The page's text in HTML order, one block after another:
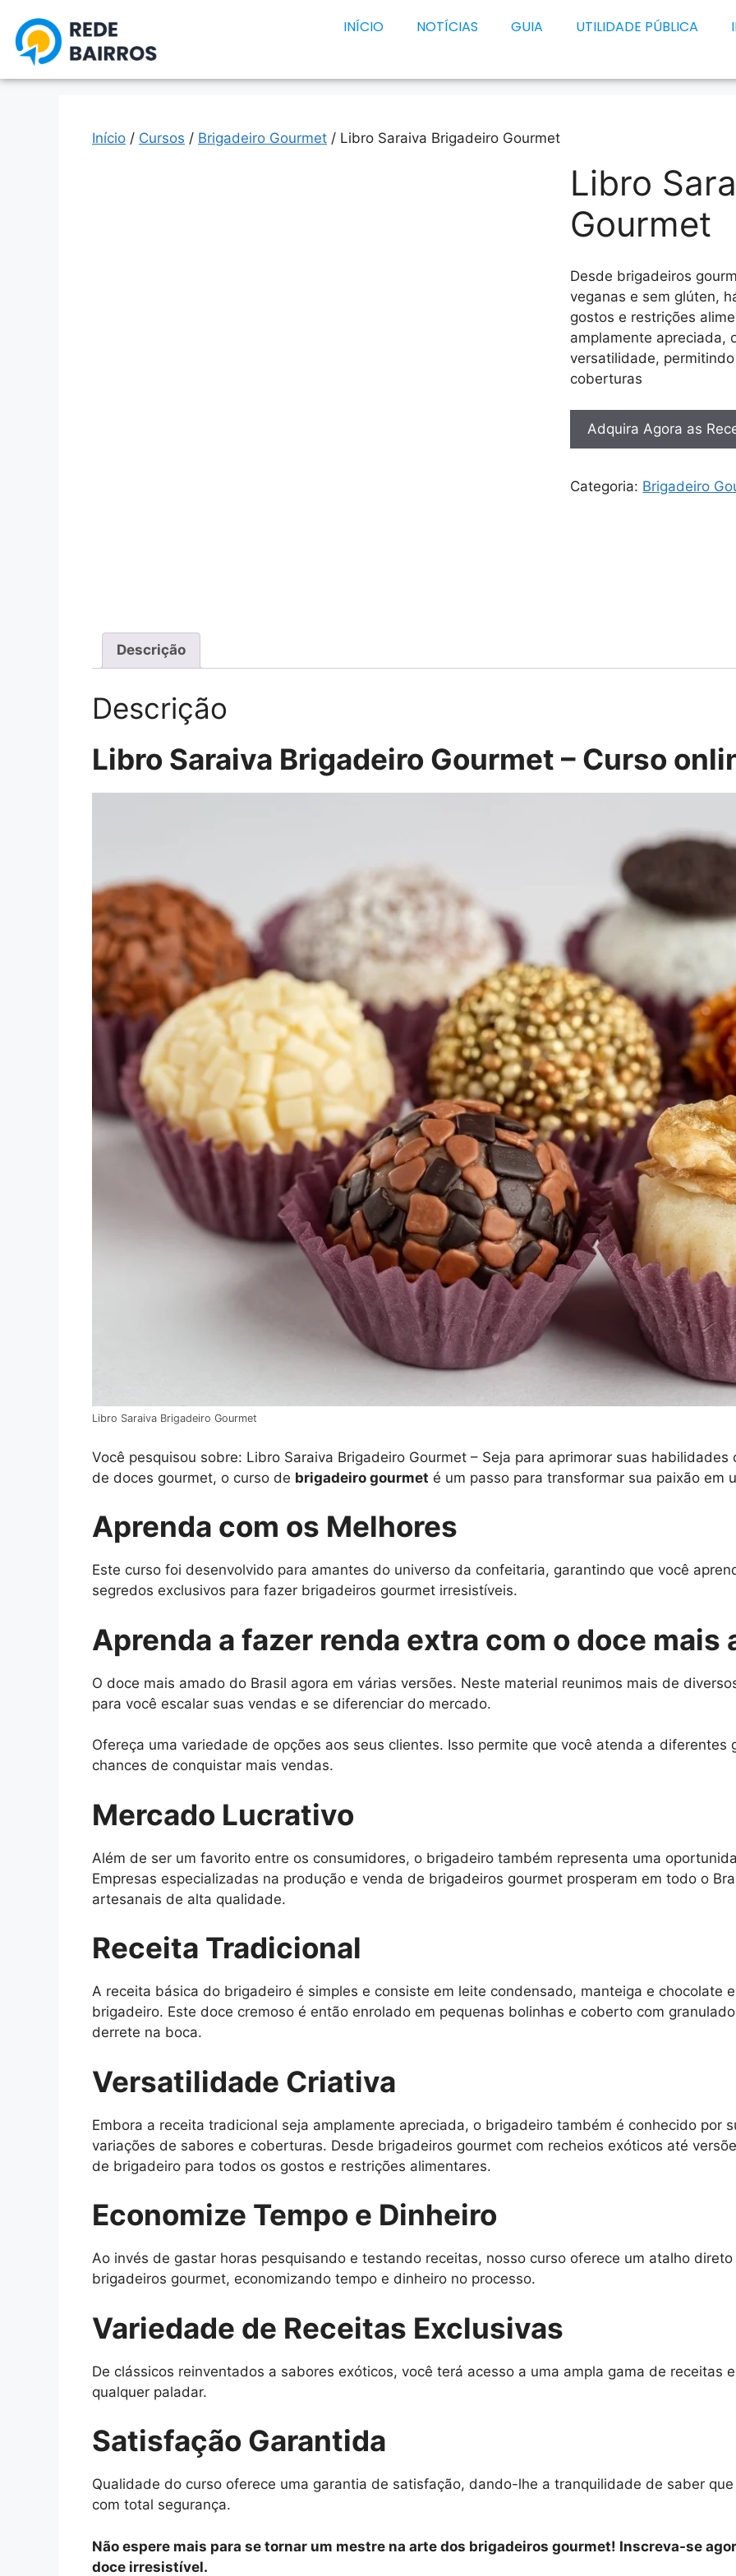
INÍCIO NOTÍCIAS GUIA UTILIDADE PÚBLICA
Início / Cursos / Brigadeiro Gourmet / Libro Saraiva Brigadeiro Gourmet
Libro
Gourmet
Desde brigadeiros
veganas e sem glúten,
gostos e restrições
amplamente apreciada,
versatilidade,
coberturas
Adquira Agora as
Categoria: Brigadeiro
Descrição
Descrição
Libro Saraiva Brigadeiro Gourmet – Curso
Libro Saraiva Brigadeiro Gourmet
Você pesquisou sobre: Libro Saraiva Brigadeiro Gourmet – Seja para aprimorar suas
de doces gourmet, o curso de brigadeiro gourmet é um passo para transformar sua paixão em
Aprenda com os Melhores
Este curso foi desenvolvido para amantes do universo da confeitaria, garantindo que você
segredos exclusivos para fazer brigadeiros gourmet irresistíveis.
Aprenda a fazer renda extra com o doce mais
O doce mais amado do Brasil agora em várias versões. Neste material reunimos mais de
para você escalar suas vendas e se diferenciar do mercado.
Ofereça uma variedade de opções aos seus clientes. Isso permite que você atenda a
chances de conquistar mais vendas.
Mercado Lucrativo
Além de ser um favorito entre os consumidores, o brigadeiro também representa uma
Empresas especializadas na produção e venda de brigadeiros gourmet prosperam em todo o
artesanais de alta qualidade.
Receita Tradicional
A receita básica do brigadeiro é simples e consiste em leite condensado, manteiga e chocolate
brigadeiro. Este doce cremoso é então enrolado em pequenas bolinhas e coberto com
derrete na boca.
Versatilidade Criativa
Embora a receita tradicional seja amplamente apreciada, o brigadeiro também é conhecido por
variações de sabores e coberturas. Desde brigadeiros gourmet com recheios exóticos até
de brigadeiro para todos os gostos e restrições alimentares.
Economize Tempo e Dinheiro
Ao invés de gastar horas pesquisando e testando receitas, nosso curso oferece um atalho
brigadeiros gourmet, economizando tempo e dinheiro no processo.
Variedade de Receitas Exclusivas
De clássicos reinventados a sabores exóticos, você terá acesso a uma ampla gama de receitas
qualquer paladar.
Satisfação Garantida
Qualidade do curso oferece uma garantia de satisfação, dando-lhe a tranquilidade de saber
com total segurança.
Não espere mais para se tornar um mestre na arte dos brigadeiros gourmet! Inscreva-se
doce irresistível.